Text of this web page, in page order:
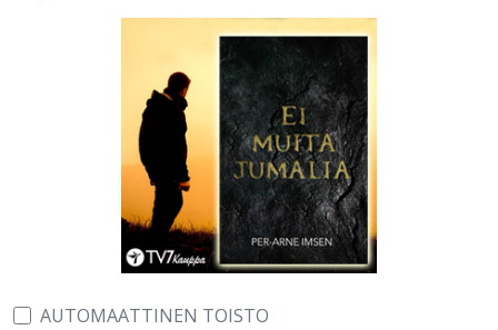
AUTOMAATTINEN TOISTO